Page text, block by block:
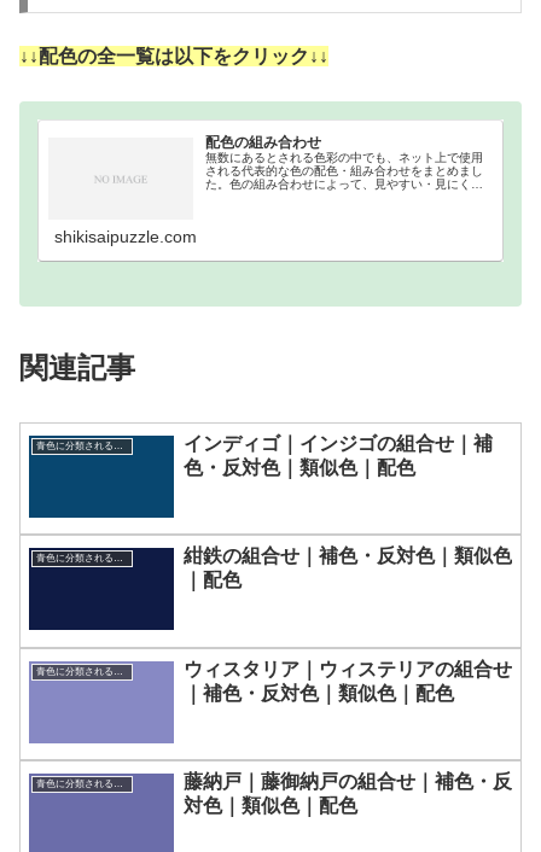
↓↓配色の全一覧は以下をクリック↓↓
配色の組み合わせ
無数にあるとされる色彩の中でも、ネット上で使用
される代表的な色の配色・組み合わせをまとめまし
た。色の組み合わせによって、見やすい・見にくい
shikisaipuzzle.com
関連記事
インディゴ｜インジゴの組合せ｜補
色・反対色｜類似色｜配色
青色に分類される色一覧
紺鉄の組合せ｜補色・反対色｜類似色
｜配色
ウィスタリア｜ウィステリアの組合せ
｜補色・反対色｜類似色｜配色
青色に分類される色一覧
藤納戸｜藤御納戸の組合せ｜補色・反
対色｜類似色｜配色